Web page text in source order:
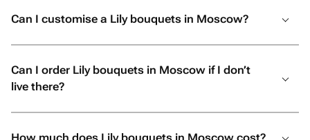
Can I customise a Lily bouquets in Moscow?
Can I order Lily bouquets in Moscow if I don’t
live there?